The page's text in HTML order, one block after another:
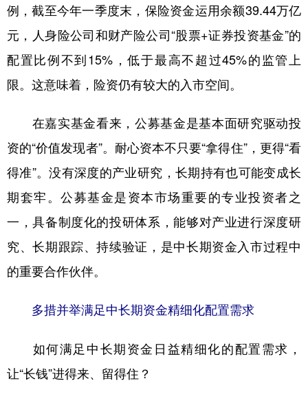
例，截至今年一季度末，保险资金运用余额39.44万亿
元，人身险公司和财产险公司“股票+证券投资基金”的
配置比例不到15%，低于最高不超过45%的监管上
限。这意味着，险资仍有较大的入市空间。
在嘉实基金看来，公募基金是基本面研究驱动投
资的“价值发现者”。耐心资本不只要“拿得住”，更得“看
得准”。没有深度的产业研究，长期持有也可能变成长
期套牢。公募基金是资本市场重要的专业投资者之
一，具备制度化的投研体系，能够对产业进行深度研
究、长期跟踪、持续验证，是中长期资金入市过程中
的重要合作伙伴。
多措并举满足中长期资金精细化配置需求
如何满足中长期资金日益精细化的配置需求，
让“长钱”进得来、留得住？